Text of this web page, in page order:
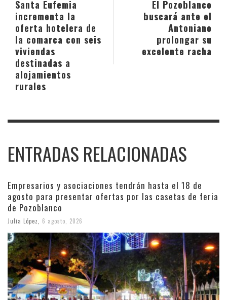
El Pozoblanco
buscará ante el
Antoniano
prolongar su
excelente racha
Santa Eufemia
incrementa la
oferta hotelera de
la comarca con seis
viviendas
destinadas a
alojamientos
rurales
ENTRADAS RELACIONADAS
Empresarios y asociaciones tendrán hasta el 18 de
agosto para presentar ofertas por las casetas de feria
de Pozoblanco
Julia López 6 agosto, 2026